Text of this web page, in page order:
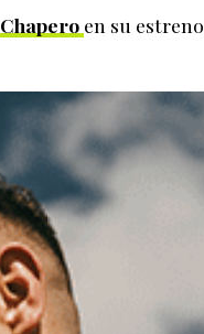
Chapero en su estreno